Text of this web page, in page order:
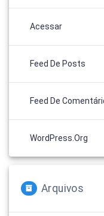
Acessar
Feed De Posts
Feed De
WordPress.org
Arquivos